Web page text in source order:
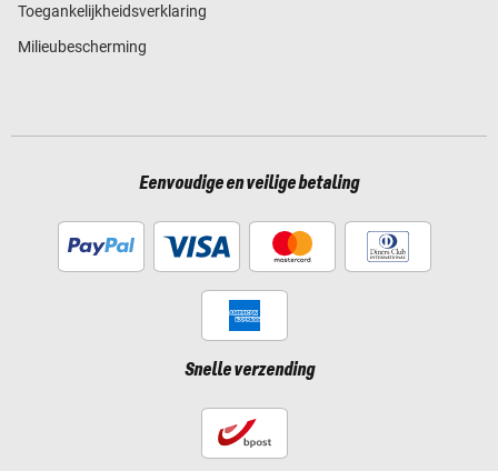
Toegankelijkheidsverklaring
Milieubescherming
Eenvoudige en veilige betaling
Snelle verzending